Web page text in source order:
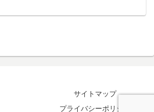
サイトマップ
プライバシーポリシー